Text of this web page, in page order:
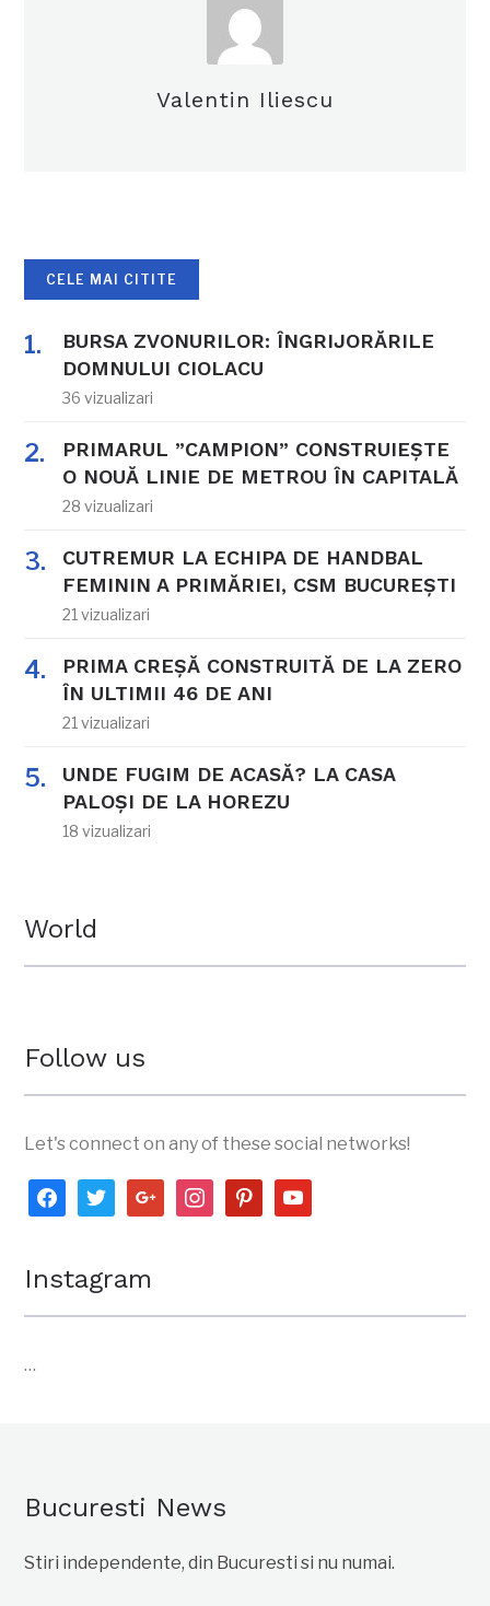
Valentin Iliescu
CELE MAI CITITE
BURSA ZVONURILOR: ÎNGRIJORĂRILE
DOMNULUI CIOLACU
36 vizualizari
PRIMARUL ”CAMPION” CONSTRUIEȘTE
O NOUĂ LINIE DE METROU ÎN CAPITALĂ
28 vizualizari
CUTREMUR LA ECHIPA DE HANDBAL
FEMININ A PRIMĂRIEI, CSM BUCUREȘTI
21 vizualizari
PRIMA CREȘĂ CONSTRUITĂ DE LA ZERO
ÎN ULTIMII 46 DE ANI
21 vizualizari
UNDE FUGIM DE ACASĂ? LA CASA
PALOȘI DE LA HOREZU
18 vizualizari
World
Follow us
Let's connect on any of these social networks!
facebooktwittergoogleinstagrampinterestyoutube
Instagram
…
Bucuresti News
Stiri independente, din Bucuresti si nu numai.